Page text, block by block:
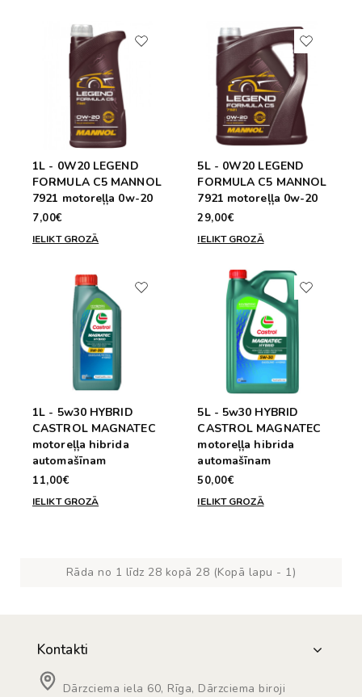
1L - 0W20 LEGEND
FORMULA C5 MANNOL
7921 motoreļļa 0w-20
7,00€
IELIKT GROZĀ
5L - 0W20 LEGEND
FORMULA C5 MANNOL
7921 motoreļļa 0w-20
29,00€
IELIKT GROZĀ
1L - 5w30 HYBRID
CASTROL MAGNATEC
motoreļļa hibrida
automašīnam
11,00€
IELIKT GROZĀ
5L - 5w30 HYBRID
CASTROL MAGNATEC
motoreļļa hibrida
automašīnam
50,00€
IELIKT GROZĀ
Rāda no 1 līdz 28 kopā 28 (Kopā lapu - 1)
Kontakti
Dārzciema iela 60, Rīga, Dārzciema biroji